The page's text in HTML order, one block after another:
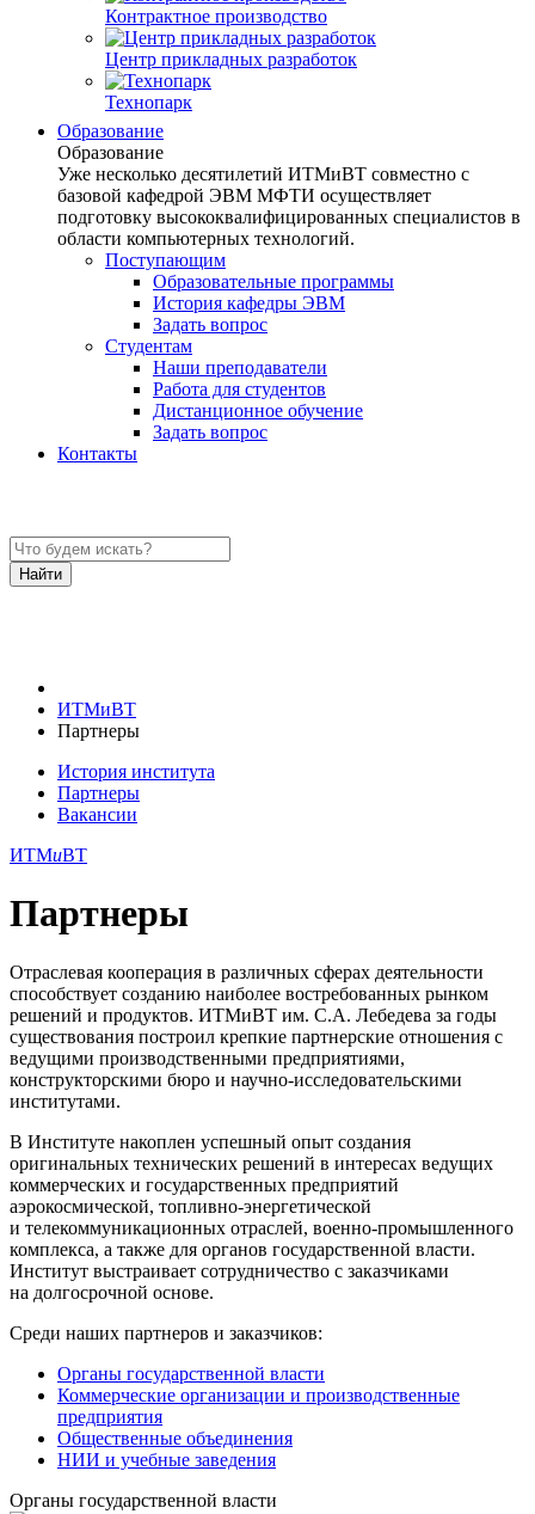
Контрактное производство
Центр прикладных разработок
Технопарк
Образование
Образование
Уже несколько десятилетий ИТМиВТ совместно с
базовой кафедрой ЭВМ МФТИ осуществляет
подготовку высококвалифицированных специалистов в
области компьютерных технологий.
Поступающим
Образовательные программы
История кафедры ЭВМ
Задать вопрос
Студентам
Наши преподаватели
Работа для студентов
Дистанционное обучение
Задать вопрос
Контакты
ИТМиВТ
Партнеры
История института
Партнеры
Вакансии
ИТМиВТ
Партнеры
Отраслевая кооперация в различных сферах деятельности
способствует созданию наиболее востребованных рынком
решений и продуктов. ИТМиВТ им. С.А. Лебедева за годы
существования построил крепкие партнерские отношения с
ведущими производственными предприятиями,
конструкторскими бюро и научно-исследовательскими
институтами.
В Институте накоплен успешный опыт создания
оригинальных технических решений в интересах ведущих
коммерческих и государственных предприятий
аэрокосмической, топливно-энергетической
и телекоммуникационных отраслей, военно-промышленного
комплекса, а также для органов государственной власти.
Институт выстраивает сотрудничество с заказчиками
на долгосрочной основе.
Среди наших партнеров и заказчиков:
Органы государственной власти
Коммерческие организации и производственные
предприятия
Общественные объединения
НИИ и учебные заведения
Органы государственной власти